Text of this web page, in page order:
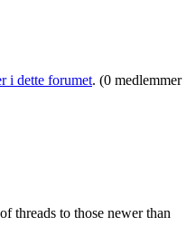
i dette forumet. (0 medlemmer
threads to those newer than